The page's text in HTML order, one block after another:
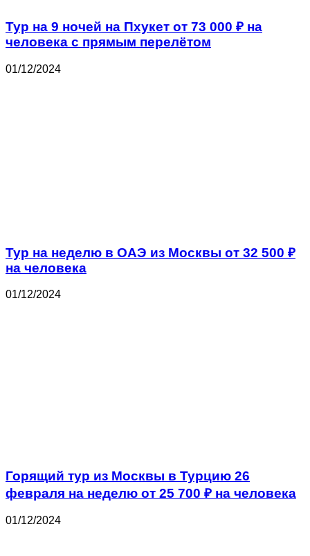
Тур на 9 ночей на Пхукет от 73 000 ₽ на
человека с прямым перелётом
01/12/2024
Тур на неделю в ОАЭ из Москвы от 32 500 ₽
на человека
01/12/2024
Горящий тур из Москвы в Турцию 26
февраля на неделю от 25 700 ₽ на человека
01/12/2024